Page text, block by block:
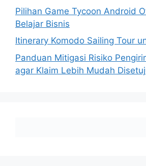
Pilihan Game Tycoon Android
Belajar Bisnis
Itinerary Komodo Sailing Tour
Panduan Mitigasi Risiko
agar Klaim Lebih Mudah